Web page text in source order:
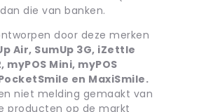
die van banken.
door deze merken
Air, SumUp 3G, iZettle
myPOS Mini, myPOS
en MaxiSmile.
niet melding gemaakt van
producten op de markt